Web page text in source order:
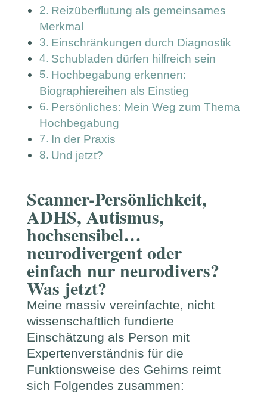
Reizüberflutung als gemeinsames
Merkmal
Einschränkungen durch Diagnostik
Schubladen dürfen hilfreich sein
Hochbegabung erkennen:
Biographiereihen als Einstieg
Persönliches: Mein Weg zum Thema
Hochbegabung
In der Praxis
Und jetzt?
Scanner-Persönlichkeit,
ADHS, Autismus,
hochsensibel…
neurodivergent oder
einfach nur neurodivers?
Was jetzt?
Meine massiv vereinfachte, nicht
wissenschaftlich fundierte
Einschätzung als Person mit
Expertenverständnis für die
Funktionsweise des Gehirns reimt
sich Folgendes zusammen: